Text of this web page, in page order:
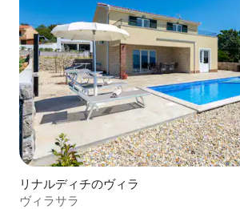
リナルディチのヴィラ
ヴィラサラ